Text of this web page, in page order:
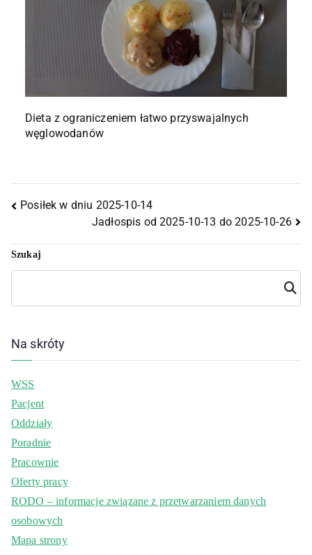
Dieta z ograniczeniem łatwo przyswajalnych
węglowodanów
Posiłek w dniu 2025-10-14
Jadłospis od 2025-10-13 do 2025-10-26
Szukaj
Szuka
j
Na skróty
WSS
Pacjent
Oddziały
Poradnie
Pracownie
Oferty pracy
RODO – informacje związane z przetwarzaniem danych
osobowych
Mapa strony